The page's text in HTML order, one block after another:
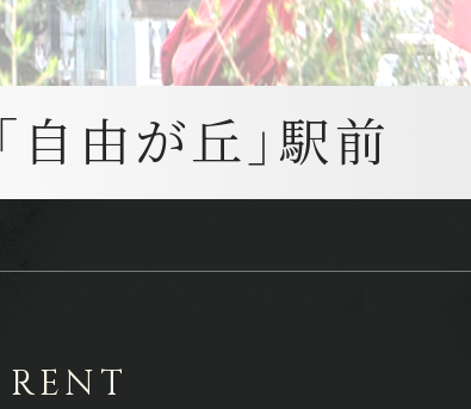
「自由が丘」駅前
RENT